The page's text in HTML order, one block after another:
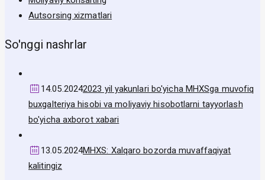
Autsorsing xizmatlari
So'nggi nashrlar
14.05.20242023 yil yakunlari bo'yicha MHXSga muvofiq
buxgalteriya hisobi va moliyaviy hisobotlarni tayyorlash
bo'yicha axborot xabari
13.05.2024MHXS: Xalqaro bozorda muvaffaqiyat
kalitingiz